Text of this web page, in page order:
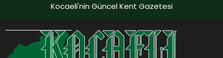
Kocaeli'nin Güncel Kent Gazetesi